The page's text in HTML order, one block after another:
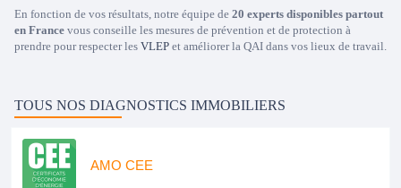
En fonction de vos résultats, notre équipe de 20 experts disponibles partout
en France vous conseille les mesures de prévention et de protection à
prendre pour respecter les VLEP et améliorer la QAI dans vos lieux de travail.
TOUS NOS DIAGNOSTICS IMMOBILIERS
AMO CEE